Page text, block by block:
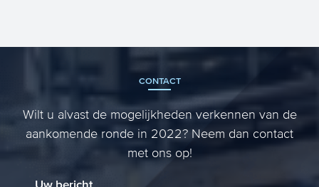
bouw en het onderhoud ...
CONTACT
Wilt u alvast de mogelijkheden verkennen van de
aankomende ronde in 2022? Neem dan contact
met ons op!